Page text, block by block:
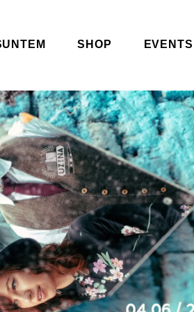
SHOP EVENTS